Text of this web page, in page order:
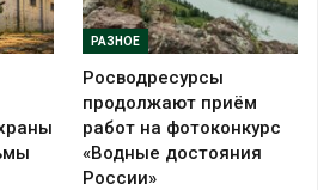
РАЗНОЕ
Росводресурсы
продолжают приём
работ на фотоконкурс
«Водные достояния
России»